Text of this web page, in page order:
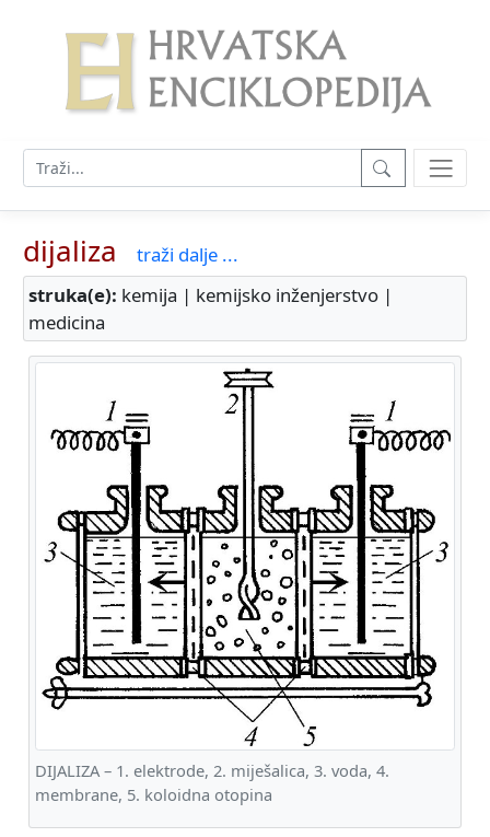
dijaliza
traži dalje ...
struka(e): kemija | kemijsko inženjerstvo |
medicina
DIJALIZA – 1. elektrode, 2. miješalica, 3. voda, 4.
membrane, 5. koloidna otopina